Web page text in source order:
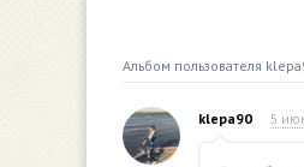
Альбом пользователя
klepa90 5